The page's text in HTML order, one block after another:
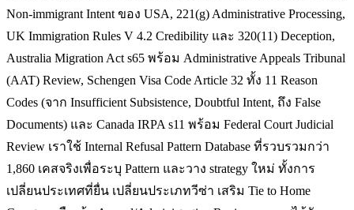
Non-immigrant Intent ของ USA, 221(g) Administrative Processing,
UK Immigration Rules V 4.2 Credibility และ 320(11) Deception,
Australia Migration Act s65 พร้อม Administrative Appeals Tribunal
(AAT) Review, Schengen Visa Code Article 32 ทั้ง 11 Reason
Codes (จาก Insufficient Subsistence, Doubtful Intent, ถึง False
Documents) และ Canada IRPA s11 พร้อม Federal Court Judicial
Review เราใช้ Internal Refusal Pattern Database ที่รวบรวมกว่า
1,860 เคสจริงเพื่อระบุ Pattern และวาง strategy ใหม่ ทั้งการ
เปลี่ยนประเทศที่ยื่น เปลี่ยนประเภทวีซ่า เสริม Tie to Home